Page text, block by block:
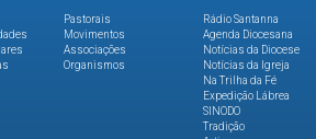
Pastorais
Movimentos
Associações
Organismos
Rádio Santanna
Agenda Diocesana
Notícias da Diocese
Notícias da Igreja
Na Trilha da Fé
Expedição Lábrea
SINODO
Tradição